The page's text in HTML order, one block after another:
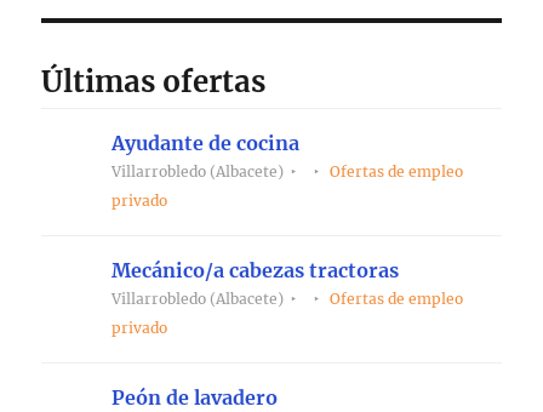
Últimas ofertas
Ayudante de cocina
Villarrobledo (Albacete)
Ofertas de empleo
privado
Mecánico/a cabezas tractoras
Villarrobledo (Albacete)
Ofertas de empleo
privado
Peón de lavadero